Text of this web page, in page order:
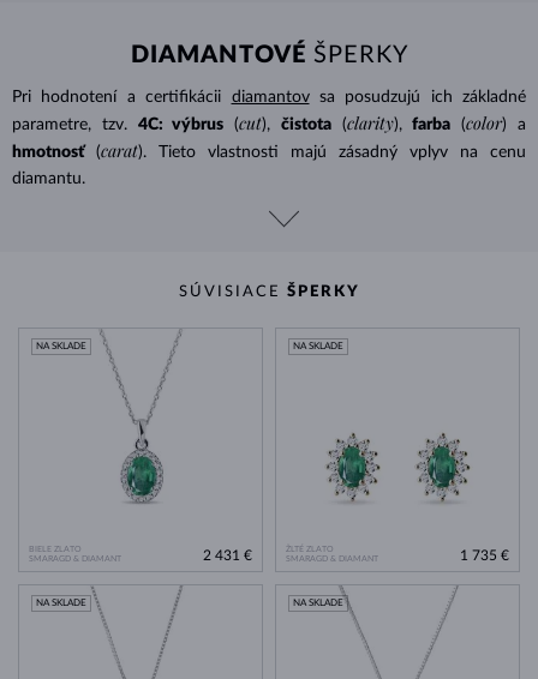
DIAMANTOVÉ ŠPERKY
Pri hodnotení a certifikácii diamantovsa posudzujú ich základné
parametre, tzv.
4C: výbrus (cut), čistota (clarity), farba (color) a
hmotnosť
(carat). Tieto vlastnosti majú zásadný vplyv na cenu
diamantu.
SÚVISIACE ŠPERKY
BIELE ZLATO
SMARAGD & DIAMANT
NA SKLADE
2 431 €
ŽLTÉ ZLATO
SMARAGD & DIAMANT
NA SKLADE
1 735 €
NA SKLADE NA SKLADE